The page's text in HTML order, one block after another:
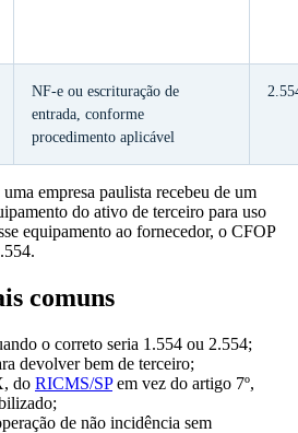
NF-e ou escrituração de
entrada, conforme
procedimento aplicável
empresa paulista recebeu de um
do ativo de terceiro para uso
equipamento ao fornecedor, o CFOP
comuns
o correto seria 1.554 ou 2.554;
devolver bem de terceiro;
do RICMS/SPem vez do artigo 7º,
de não incidência sem